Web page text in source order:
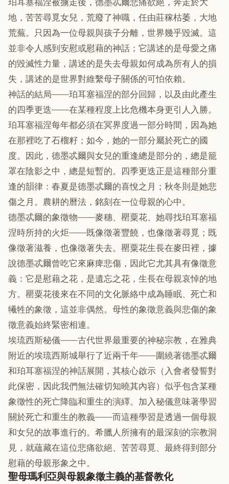
珀耳塞福涅被擄走後，德墨忒爾悲痛欲絕，奔走於大
地，苦苦尋覓女兒，荒廢了神職，任由莊稼枯萎，大地
荒蕪。只因為一位母親與孩子分離，世界幾乎毀滅。這
並非令人感到安慰或慰藉的神話；它講述的是母愛之痛
的毀滅性力量，講述的是失去母親如何成為所有人的損
失，講述的是世界對維繫母子關係的可怕依賴。
神話的結局——珀耳塞福涅的部分回歸，以及由此產生
的四季更迭——在某種程度上比危機本身更引人入勝。
珀耳塞福涅每年都必須在冥界度過一部分時間，因為她
在那裡吃了石榴籽；如今，她的一部分屬於死亡的國
度。因此，德墨忒爾與女兒的重逢總是部分的，總是籠
罩在陰影之中，總是短暫的。四季更迭正是這種部分重
逢的韻律：春夏是德墨忒爾的喜悅之月；秋冬則是她悲
傷之月。農耕的曆法，銘刻在一位母親的心中。
德墨忒爾的象徵物——麥穗、罌粟花、她尋找珀耳塞福
涅時所持的火炬——既像徵著豐饒，也像徵著尋覓；既
像徵著滋養，也像徵著失去。罌粟花生長在麥田裡，據
說德墨忒爾曾吃它來麻痺悲傷，因此它尤其具有像徵意
義：它是慰藉之花，是遺忘之花，生長在母親哀悼的地
方。罌粟花後來在不同的文化脈絡中成為睡眠、死亡和
犧牲的象徵，這並非偶然。母性的象徵意義與悲傷的象
徵意義始終緊密相連。
埃琉西斯秘儀——古代世界最重要的神秘宗教，在雅典
附近的埃琉西斯城舉行了近兩千年——圍繞著德墨忒爾
和珀耳塞福涅的神話展開，其核心啟示（入會者發誓對
此保密，因此我們無法確切知曉其內容）似乎包含某種
象徵性的死亡降臨和重生的演繹。加入秘儀意味著學習
關於死亡和重生的教義——而這種學習是透過一個母親
和女兒的故事進行的。希臘人所擁有的最深刻的宗教洞
見，就蘊藏在這位悲痛欲絕、苦苦尋覓、最終得到部分
慰藉的母親形象之中。
聖母瑪利亞與母親象徵主義的基督教化